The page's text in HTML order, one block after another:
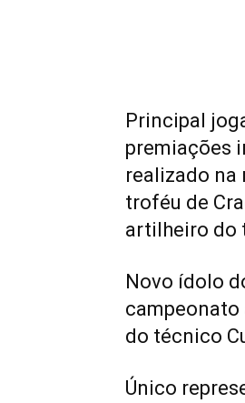
Principal
premiações
realizado na
troféu de
artilheiro do
Novo ídolo
campeonato
do técnico
Único